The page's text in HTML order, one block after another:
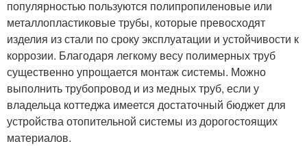
популярностью пользуются полипропиленовые или
металлопластиковые трубы, которые превосходят
изделия из стали по сроку эксплуатации и устойчивости к
коррозии. Благодаря легкому весу полимерных труб
существенно упрощается монтаж системы. Можно
выполнить трубопровод и из медных труб, если у
владельца коттеджа имеется достаточный бюджет для
устройства отопительной системы из дорогостоящих
материалов.